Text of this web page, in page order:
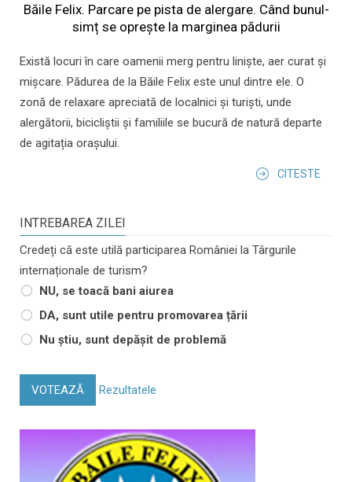
Băile Felix. Parcare pe pista de alergare. Când bunul-
simț se oprește la marginea pădurii
Există locuri în care oamenii merg pentru liniște, aer curat și
mișcare. Pădurea de la Băile Felix este unul dintre ele. O
zonă de relaxare apreciată de localnici și turiști, unde
alergătorii, bicicliștii și familiile se bucură de natură departe
de agitația orașului.
CITESTE
INTREBAREA ZILEI
Credeți că este utilă participarea României la Târgurile
internaționale de turism?
NU, se toacă bani aiurea
DA, sunt utile pentru promovarea țării
Nu știu, sunt depășit de problemă
VOTEAZĂ Rezultatele